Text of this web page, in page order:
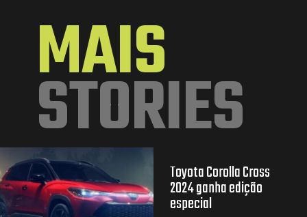
MAIS
STORIES
Toyota Corolla Cross
2024 ganha edição
especial